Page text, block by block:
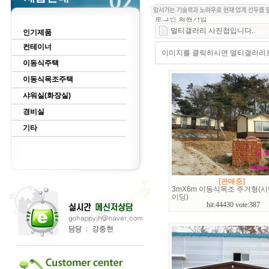
인기제품
컨테이너
이동식주택
이동식목조주택
샤워실(화장실)
경비실
기타
로그인 회원가입
멀티갤러리 사진첩입니다..
이미지를 클릭하시면 멀티갤러
[판매중]
3mX6m 이동식목조 주거형(
이딩)
hit:44430 vote:387